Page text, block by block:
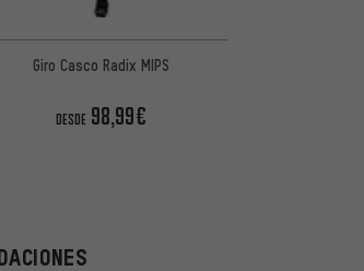
Giro Casco Radix MIPS
DESDE 98,99€